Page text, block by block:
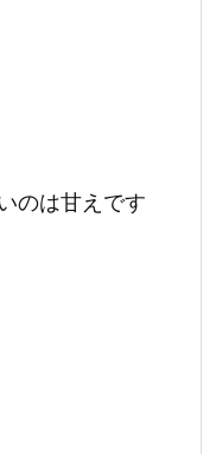
のは甘えです